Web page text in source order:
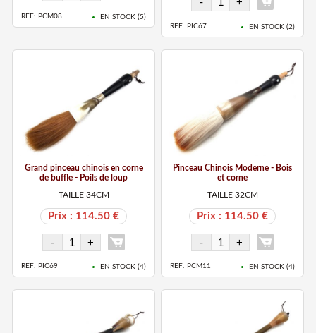
REF: PCM08 EN STOCK ( 5)
REF: PIC67 EN STOCK (2)
Grand pinceau chinois en corne
de buffle - Poils de loup
TAILLE 34CM
Prix : 114.50 €
REF: PIC69 EN STOCK (4)
Pinceau Chinois Moderne - Bois
et corne
TAILLE 32CM
Prix : 114.50 €
REF: PCM11 EN STOCK (4)